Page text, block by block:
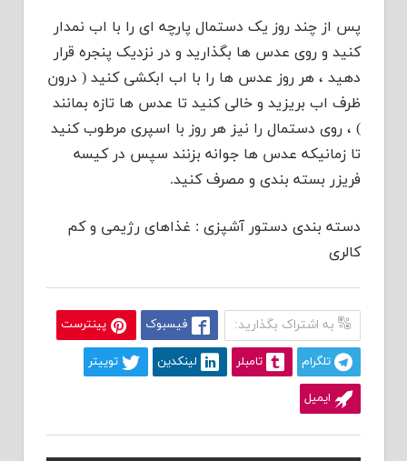
پس از چند روز یک دستمال پارچه ای را با اب نمدار
کنید و روی عدس ها بگذارید و در نزدیک پنجره قرار
دهید ، هر روز عدس ها را با اب ابکشی کنید ( درون
ظرف اب بریزید و خالی کنید تا عدس ها تازه بمانند
) ، روی دستمال را نیز هر روز با اسپری مرطوب کنید
تا زمانیکه عدس ها جوانه بزنند سپس در کیسه
فریزر بسته بندی و مصرف کنید.
دسته بندی دستور آشپزی : غذاهای رژیمی و کم
کالری
به اشتراک بگذارید: فیسبوک پینترست
تلگرام تامبلر لینکدین توییتر
ایمیل